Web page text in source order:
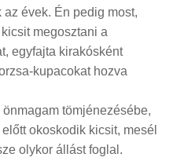
évek. Én pedig most,
megosztani a
egyfajta kirakósként
kupacokat hozva
tömjénezésébe,
okoskodik kicsit, mesél
olykor állást foglal.